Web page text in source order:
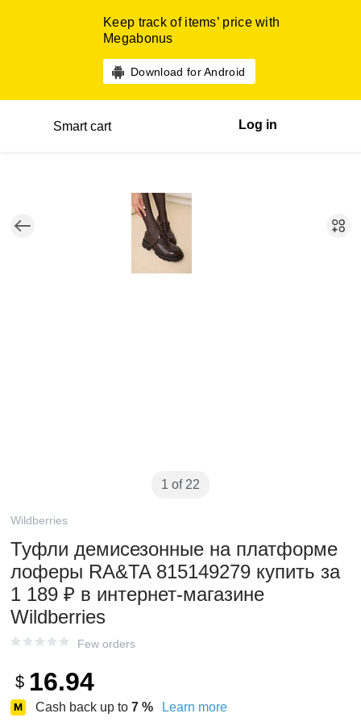
Keep track of items’ price with
Megabonus
Download for Android
Smart cart Log in
1 of 22
Wildberries
Туфли демисезонные на платформе
лоферы RA&TA 815149279 купить за
1 189 ₽ в интернет‑магазине
Wildberries
Few orders
$ 16.94
Cash back up to 7 % Learn more